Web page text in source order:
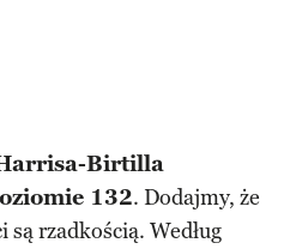
a-Birtilla
132. Dodajmy, że
rzadkością. Według